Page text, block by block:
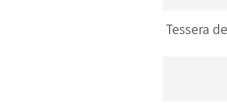
Tessera